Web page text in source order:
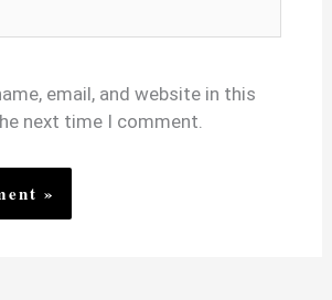
email, and website in this
next time I comment.